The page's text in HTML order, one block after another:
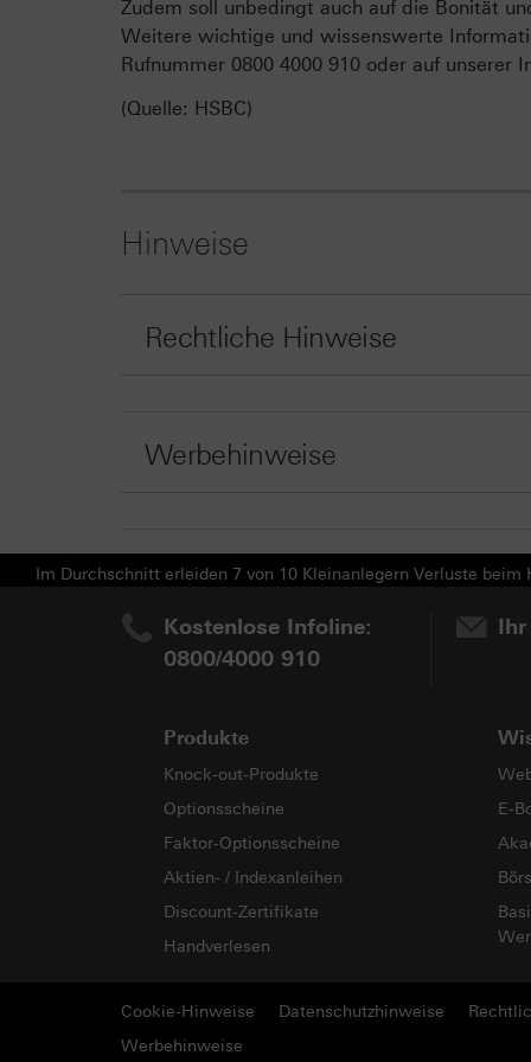
Zudem soll unbedingt auch auf die Bonität
Weitere wichtige und wissenswerte
Rufnummer 0800 4000 910 oder auf
(Quelle: HSBC)
Hinweise
Rechtliche Hinweise
Werbehinweise
Im Durchschnitt erleiden 7 von 10 Kleinanlegern Verluste
Kostenlose Infoline:
0800/4000 910
Produkte
Knock-out-Produkte
Optionsscheine
Faktor-Optionsscheine
Aktien- / Indexanleihen
Discount-Zertifikate
Handverlesen
E-
Cookie-Hinweise Datenschutzhinweise
Werbehinweise